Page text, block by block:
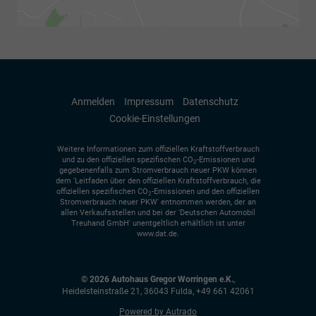
Anmelden Impressum
Datenschutz
Cookie-Einstellungen
Weitere Informationen zum offiziellen Kraftstoffverbrauch
und zu den offiziellen spezifischen CO2-Emissionen und
gegebenenfalls zum Stromverbrauch neuer PKW können
dem 'Leitfaden über den offiziellen Kraftstoffverbrauch, die
offiziellen spezifischen CO2-Emissionen und den offiziellen
Stromverbrauch neuer PKW' entnommen werden, der an
allen Verkaufsstellen und bei der 'Deutschen Automobil
Treuhand GmbH' unentgeltlich erhältlich ist unter
www.dat.de.
© 2026 Autohaus Gregor Worringen e.K.
Heidelsteinstraße 21 36043 Fulda, +49 661 42061
Powered by Autrado